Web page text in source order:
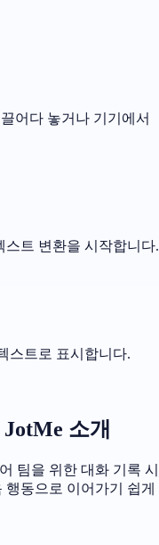
어다 놓거나 기기에서
스트 변환을 시작합니다.
스트로 표시합니다.
소개
팀을 위한 대화 기록 시
동으로 이어가기 쉽게